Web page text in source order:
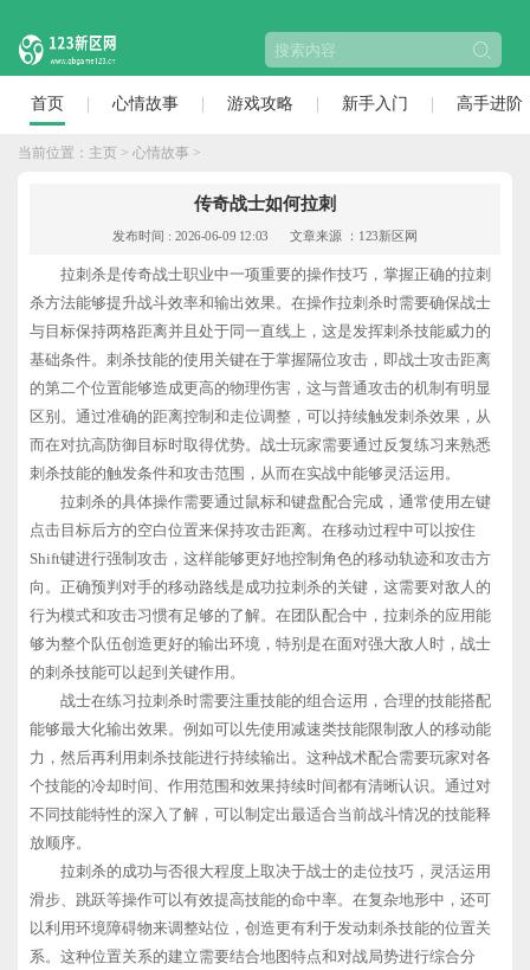
首页 心情故事 游戏攻略 新手入门 高手进阶
当前位置： 主页 > 心情故事 >
传奇战士如何拉刺
发布时间 : 2026-06-09 12:03 文章来源 ：123新区网
拉刺杀是传奇战士职业中一项重要的操作技巧，掌握正确的拉刺
杀方法能够提升战斗效率和输出效果。在操作拉刺杀时需要确保战士
与目标保持两格距离并且处于同一直线上，这是发挥刺杀技能威力的
基础条件。刺杀技能的使用关键在于掌握隔位攻击，即战士攻击距离
的第二个位置能够造成更高的物理伤害，这与普通攻击的机制有明显
区别。通过准确的距离控制和走位调整，可以持续触发刺杀效果，从
而在对抗高防御目标时取得优势。战士玩家需要通过反复练习来熟悉
刺杀技能的触发条件和攻击范围，从而在实战中能够灵活运用。
拉刺杀的具体操作需要通过鼠标和键盘配合完成，通常使用左键
点击目标后方的空白位置来保持攻击距离。在移动过程中可以按住
Shift键进行强制攻击，这样能够更好地控制角色的移动轨迹和攻击方
向。正确预判对手的移动路线是成功拉刺杀的关键，这需要对敌人的
行为模式和攻击习惯有足够的了解。在团队配合中，拉刺杀的应用能
够为整个队伍创造更好的输出环境，特别是在面对强大敌人时，战士
的刺杀技能可以起到关键作用。
战士在练习拉刺杀时需要注重技能的组合运用，合理的技能搭配
能够最大化输出效果。例如可以先使用减速类技能限制敌人的移动能
力，然后再利用刺杀技能进行持续输出。这种战术配合需要玩家对各
个技能的冷却时间、作用范围和效果持续时间都有清晰认识。通过对
不同技能特性的深入了解，可以制定出最适合当前战斗情况的技能释
放顺序。
拉刺杀的成功与否很大程度上取决于战士的走位技巧，灵活运用
滑步、跳跃等操作可以有效提高技能的命中率。在复杂地形中，还可
以利用环境障碍物来调整站位，创造更有利于发动刺杀技能的位置关
系。这种位置关系的建立需要结合地图特点和对战局势进行综合分